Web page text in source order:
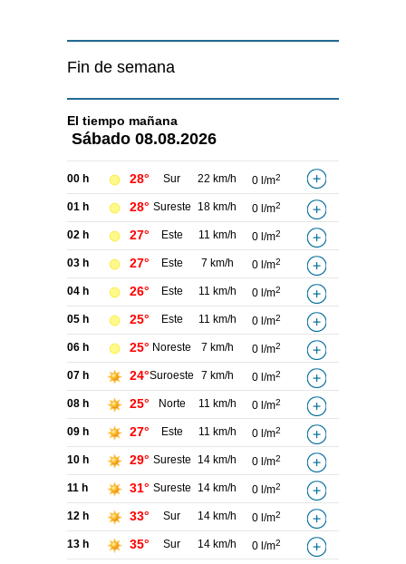
Fin de semana
El tiempo mañana
Sábado 08.08.2026
00 h 28° Sur 22 km/h 0 l/m2
01 h 28° Sureste 18 km/h 0 l/m2
02 h 27° Este 11 km/h 0 l/m2
03 h 27° Este 7 km/h 0 l/m2
04 h 26° Este 11 km/h 0 l/m2
05 h 25° Este 11 km/h 0 l/m2
06 h 25° Noreste 7 km/h 0 l/m2
07 h 24°Suroeste 7 km/h 0 l/m2
08 h 25° Norte 11 km/h 0 l/m2
09 h 27° Este 11 km/h 0 l/m2
10 h 29° Sureste 14 km/h 0 l/m2
11 h 31° Sureste 14 km/h 0 l/m2
12 h 33° Sur 14 km/h 0 l/m2
13 h 35° Sur 14 km/h 0 l/m2